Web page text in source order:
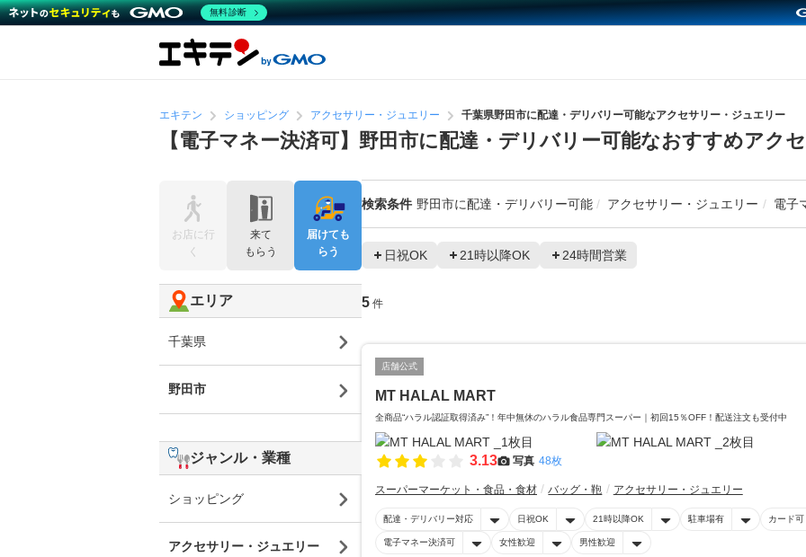
エキテン ショッピング アクセサリー・ジュエリー 千葉県野田市に配達・デリバリー可能なアクセサリー・ジュエリー
【電子マネー決済可】野田市に配達・デリバリー可能なおすすめアク
検索条件 野田市に配達・デリバリー可能 アクセサリー・ジュエリー 電子
日祝OK 21時以降OK 24時間営業
5 件
店舗公式
MT HALAL MART
全商品“ハラル認証取得済み”！年中無休のハラル食品専門スーパー｜初回15％OFF！配送注文も受付中
3.13 写真 48枚
スーパーマーケット・食品・食材 バッグ・鞄 アクセサリー・ジュエリー
配達・デリバリー対応 日祝OK 21時以降OK 駐車場有 カード可
電子マネー決済可 女性歓迎 男性歓迎
お店に行
く
来て
もらう
届けても
らう
エリア
千葉県
野田市
ジャンル・業種
ショッピング
アクセサリー・ジュエリー
無料診断